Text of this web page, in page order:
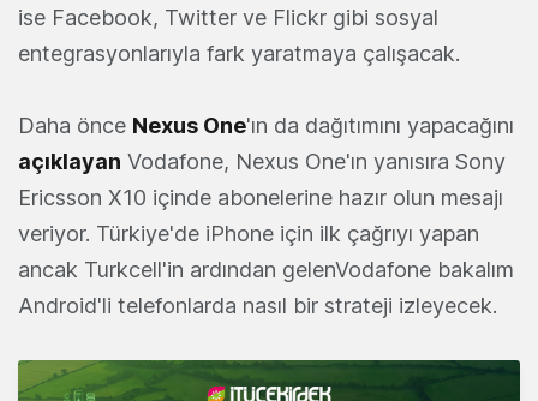
ise Facebook, Twitter ve Flickr gibi sosyal
entegrasyonlarıyla fark yaratmaya çalışacak.
Daha önce Nexus One'ın da dağıtımını yapacağını
açıklayan Vodafone, Nexus One'ın yanısıra Sony
Ericsson X10 içinde abonelerine hazır olun mesajı
veriyor. Türkiye'de iPhone için ilk çağrıyı yapan
ancak Turkcell'in ardından gelenVodafone bakalım
Android'li telefonlarda nasıl bir strateji izleyecek.